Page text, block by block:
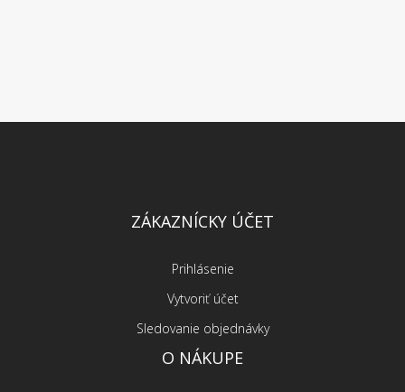
ZÁKAZNÍCKY ÚČET
Prihlásenie
Vytvoriť účet
Sledovanie objednávky
O NÁKUPE